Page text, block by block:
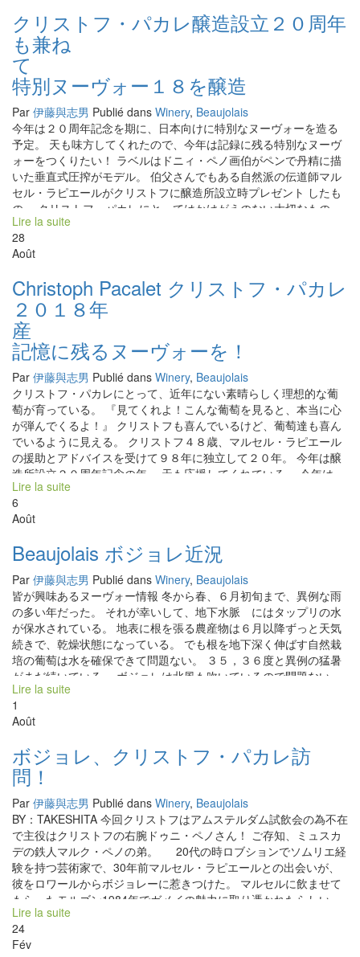
fait un vin unique […]
クリストフ・パカレ醸造設立２０周年
も兼ね
特別ヌーヴォー１８を醸造
Par 伊藤與志男 Publié dans Winery, Beaujolais
今年は２０周年記念を期に、日本向けに特別なヌーヴォーを造る
予定。 天も味方してくれたので、今年は記録に残る特別なヌーヴ
ォーをつくりたい！ ラベルはドニィ・ペノ画伯がペンで丹精に描
いた垂直式圧搾がモデル。 伯父さんでもある自然派の伝道師マル
セル・ラピエールがクリストフに醸造所設立時プレゼント したも
の。 クリストフ・パカレにとってはかけがえのない大切なもの。
自然派ワインの醸造を根本的に開発したジュル・ショーヴェ
博士が持っていたシャペル・ド・ゲイシャ村の畑区画の葡萄のみ
を仕込んだワインをこのラベルにして VIN DE PRIMEUR ヴァン・
いので量が限られています。 こんな葡萄から造れば
トビッキリ美味しいヌーヴォーになること間違いなし！！ ２０１
８年、クリストフ・ヌーヴォー Vin de Primeurヴァン・ド・プリ
ムーお見逃しなく！！ Le 20ème Anniversaire de Domaine
Christophe Pacalet ★Nouveau Spécial 2018: Vin Primeur★ Il fait
un Nouveau Spécial pour le Japon. « A l’aide du Ciel, je veux faire
un Nouveau Spécial inoubliable et fabouleux!! » L’image sur
l’étiquette est un pressoir vertical dessiné par Denis Pesnot. C’est
un cadeau de feu Marcel Lapierre, son oncle et son pionier de Vin
Nature, qui lui avait offert à la naissance du Domaine Christophe
Pacalet. Alors pour lui c’est un trésor précieux et unique. Jules
Chauvet, un fondateur principale du Vin Natue, possedait une
parcelle […]
Lire la suite
28
Août
Christoph Pacalet クリストフ・パカレ
２０１８年
記憶に残るヌーヴォーを！
Par 伊藤與志男 Publié dans Winery, Beaujolais
クリストフ・パカレにとって、近年にない素晴らしく理想的な葡
萄が育っている。 『見てくれよ！こんな葡萄を見ると、本当に心
が弾んでくるよ！』 クリストフも喜んでいるけど、葡萄達も喜ん
でいるように見える。 クリストフ４８歳、マルセル・ラピエール
の援助とアドバイスを受けて９８年に独立して２０年。 今年は醸
造所設立２０周年記念の年。 天も応援してくれている。 今年は、
冬と春の大雨で葡萄園は湿気だらけだった。５，６月にはどうな
るか本当に心配だった。 それが開花が済んでから逆に記録的な晴
天の日々が続いた。 ７，８月は３６度を超す猛暑の日々だった。
ど、乾燥しているので乾し葡萄のようになって腐ることがなかっ
た。 収穫まであと一週間となった。理想的な状態で最終の葡萄熟
成が進行している。 『私は昨年も日本に行きました。日本の皆さ
んの暖かく細やかな心情に感動しています。日本のファンの皆さ
んに心から喜んでもらえるようなヌーヴォーを造りたいと思いま
す。』クリストフ Christophe Pacalet: Vin Nouveaux inoubliables
2018 Cette année, la qualité de raisins est la meilleure, jamais
vue !! » Regardez les raisins. Quand je les vois, je suis si
heureux!!! » Christophe, 48 ans, grâce à Marcel Lapierre, est
indépendant depuis 1998. Cette année est le 20e anniversaire de
Domaine. Le ciel aussi, il félicite. « En hiver et au printemps, il a
beaucoup plu et la vigne était trop humide. Je m’inquiétais
vraiment du temps de mai et juin. Et après la floraison, il faisait
tout le temps très beau. En juillet et août,une canicule à plus de
36 […]
Lire la suite
6
Août
Beaujolais ボジョレ近況
Par 伊藤與志男 Publié dans Winery, Beaujolais
皆が興味あるヌーヴォー情報 冬から春、６月初旬まで、異例な雨
の多い年だった。 それが幸いして、地下水脈 にはタップリの水
が保水されている。 地表に根を張る農産物は６月以降ずっと天気
続きで、乾燥状態になっている。 でも根を地下深く伸ばす自然栽
培の葡萄は水を確保できて問題ない。 ３５，３６度と異例の猛暑
がまだ続いている。 ボジョレは北風も吹いているので問題ない。
クリストフ・パカレ 『チョット、見てよ！こんな完璧な葡萄はこ
こ数年なかったよ。 これで１８産のヌーヴォーを造るよ！！
凄いことになるよ！！ このまぶしい太陽がこのガメを育ててくれ
っているよ。そんな自然なバラつきも酸と果実のバランスにいい
んだ。』
Lire la suite
1
Août
ボジョレ、クリストフ・パカレ訪
問！
Par 伊藤與志男 Publié dans Winery, Beaujolais
BY：TAKESHITA 今回クリストフはアムステルダム試飲会の為不在
で主役はクリストフの右腕ドゥニ・ペノさん！ ご存知、ミュスカ
デの鉄人マルク・ペノの弟。 20代の時ロブションでソムリエ経
験を持つ芸術家で、30年前マルセル・ラピエールとの出会いが、
彼をロワールからボジョレーに惹きつけた。 マルセルに飲ませて
もらったモルゴン1984年でガメイの魅力に取り憑かれたらしい。
現在60歳だが、エネルギー漲るドゥニ。 これからのクリストフと
の新しいプロジェクトを熱く語ってくれた。 さて今年は開花は
コート・ド・ブルイィは6月上旬、フルーリーはちょうど今開花終
Lire la suite
24
Fév